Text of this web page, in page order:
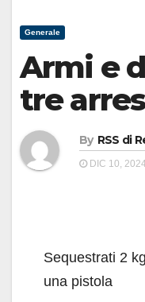
Generale
Armi e
tre
By RSS di
DIC 10, 2024
Sequestrati 2
una pistola